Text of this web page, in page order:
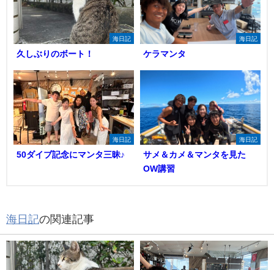
海日記
久しぶりのボート！
海日記
ケラマンタ
海日記
50ダイブ記念にマンタ三昧♪
海日記
サメ＆カメ＆マンタを見た
OW講習
海日記の関連記事